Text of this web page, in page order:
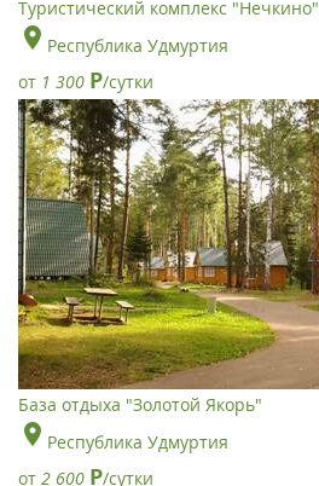
Туристический комплекс "Нечкино"
Республика Удмуртия
от 1 300 Р/сутки
База отдыха "Золотой Якорь"
Республика Удмуртия
от 2 600 Р/сутки